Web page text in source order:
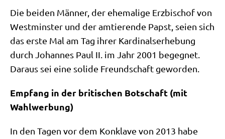
Die bei­den Män­ner, der ehe­ma­li­ge Erz­bi­schof von
West­min­ster und der amtie­ren­de Papst, sei­en sich
das erste Mal am Tag ihrer Kar­di­nals­er­he­bung
durch Johan­nes Paul II. im Jahr 2001 begeg­net.
Dar­aus sei eine soli­de Freund­schaft geworden.
Emp­fang in der bri­ti­schen Bot­schaft (mit
Wahlwerbung)
In den Tagen vor dem Kon­kla­ve von 2013 habe